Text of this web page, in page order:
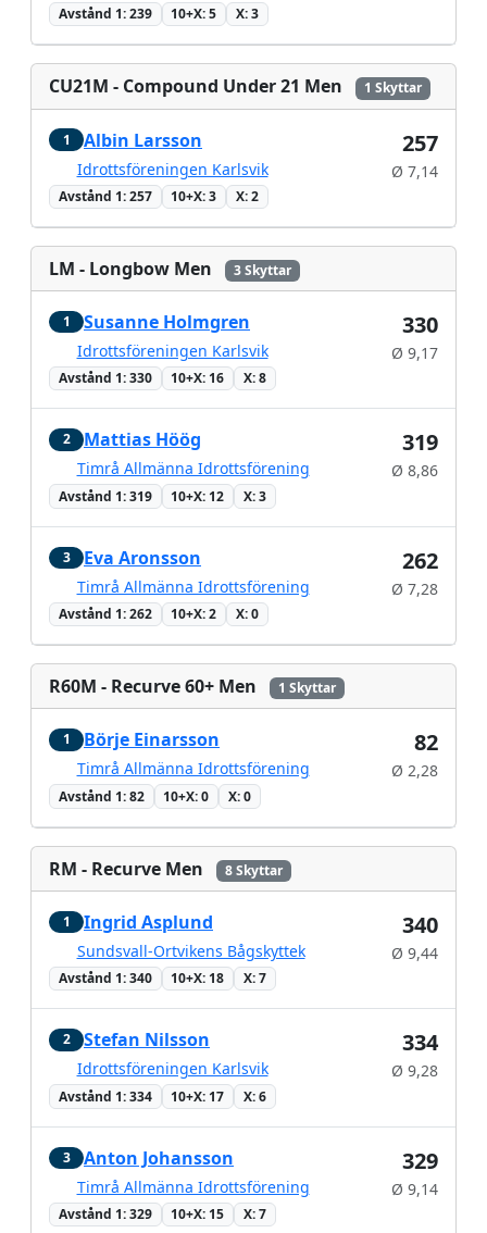
Avstånd 1: 239 10+X: 5 X: 3
CU21M - Compound Under 21 Men 1 Skyttar
1 Albin Larsson
Idrottsföreningen Karlsvik
Avstånd 1: 257 10+X: 3 X: 2
257
Ø 7,14
LM - Longbow Men 3 Skyttar
1 Susanne Holmgren
Idrottsföreningen Karlsvik
Avstånd 1: 330 10+X: 16 X: 8
330
Ø 9,17
2 Mattias Höög
Timrå Allmänna Idrottsförening
Avstånd 1: 319 10+X: 12 X: 3
319
Ø 8,86
3 Eva Aronsson
Timrå Allmänna Idrottsförening
Avstånd 1: 262 10+X: 2 X: 0
262
Ø 7,28
R60M - Recurve 60+ Men 1 Skyttar
1 Börje Einarsson
Timrå Allmänna Idrottsförening
Avstånd 1: 82 10+X: 0 X: 0
82
Ø 2,28
RM - Recurve Men 8 Skyttar
1 Ingrid Asplund
Sundsvall-Ortvikens Bågskyttek
Avstånd 1: 340 10+X: 18 X: 7
340
Ø 9,44
2 Stefan Nilsson
Idrottsföreningen Karlsvik
Avstånd 1: 334 10+X: 17 X: 6
334
Ø 9,28
3 Anton Johansson
Timrå Allmänna Idrottsförening
Avstånd 1: 329 10+X: 15 X: 7
329
Ø 9,14